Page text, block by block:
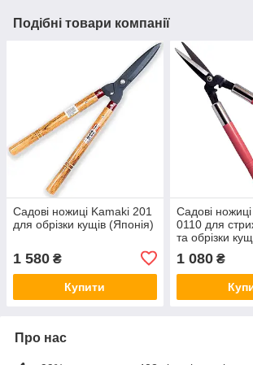
Подібні товари компанії
Садові ножиці Kamaki 201
для обрізки кущів (Японія)
1 580 ₴
Купити
Садові
0110 для
та обрізки
1 080₴
Про нас